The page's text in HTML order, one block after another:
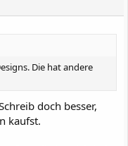
Die hat andere
doch besser,
kaufst.